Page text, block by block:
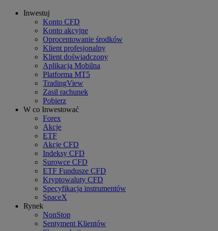
Inwestuj
Konto CFD
Konto akcyjne
Oprocentowanie środków
Klient profesjonalny
Klient doświadczony
Aplikacja Mobilna
Platforma MT5
TradingView
Zasil rachunek
Pobierz
W co Inwestować
Forex
Akcje
ETF
Akcje CFD
Indeksy CFD
Surowce CFD
ETF Fundusze CFD
Kryptowaluty CFD
Specyfikacja instrumentów
SpaceX
Rynek
NonStop
Sentyment Klientów